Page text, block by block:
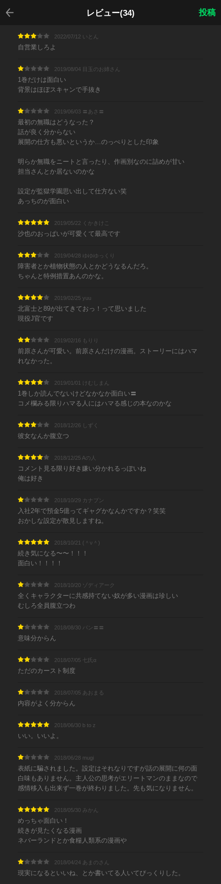
レビュー(34)
戻る
投稿
2022/07/12 いとん
自営業しろよ
2019/08/04 目玉のお姉さん
1巻だけは面白い
背景はほぼスキャンで手抜き
2019/06/03 〓あさ〓
最初の無職はどうなった？
話が良く分からない
展開の仕方も悪いというか…のっぺりとした印象
明らか無職をニートと言ったり、作画別なのに詰めが甘い
担当さんとか居ないのかな
設定が監獄学園思い出して仕方ない笑
あっちのが面白い
2019/05/22 くかきけこ
沙也のおっぱいが可愛くて最高です
2019/04/28 ゆゆゆっくり
障害者とか植物状態の人とかどうなるんだろ。
ちゃんと特例措置あんのかな。
2019/02/25 yuu
北富士と89が出てきておっ！って思いました
現役J官です
2019/02/16 もりり
前原さんが可愛い。前原さんだけの漫画。ストーリーにはハマ
れなかった。
2019/01/01 けむしまん
1巻しか読んでないけどなかなか面白い〓
コメ欄みる限りハマる人にはハマる感じの本なのかな
2018/12/26 しずく
彼女なんか腹立つ
2018/12/25 Aの人
コメント見る限り好き嫌い分かれるっぽいね
俺は好き
2018/10/29 カナブン
入社2年で預金5億ってギャグかなんかですか？笑笑
おかしな設定が散見しますね。
2018/10/21 (＾ν＾)
続き気になる〜〜！！！
面白い！！！！
2018/10/20 ゾディアーク
全くキャラクターに共感持てない奴が多い漫画は珍しい
むしろ全員腹立つわ
2018/08/30 パン〓〓
意味分からん
2018/07/05 七氏α
ただのカースト制度
2018/07/05 あおまる
内容がよく分からん
2018/06/30 b to z
いい。いいよ。
2018/06/28 mugi
表紙に騙されました。設定はそれなりですが話の展開に何の面
白味もありません。主人公の思考がエリートマンのままなので
感情移入も出来ず一巻が終わりました。先も気になりません。
2018/05/30 みかん
めっちゃ面白い！
続きが見たくなる漫画
ネバーランドとか食糧人類系の漫画や
2018/04/24 あまのさん
現実になるといいね、とか書いてる人いてびっくりした。